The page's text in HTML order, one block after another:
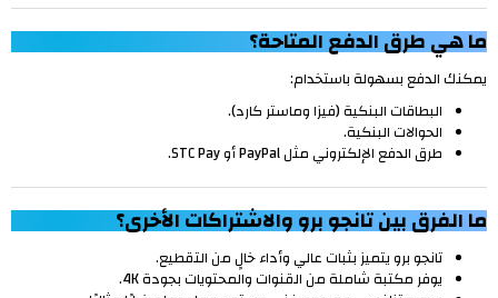
ما هي طرق الدفع المتاحة؟
يمكنك الدفع بسهولة باستخدام:
البطاقات البنكية (فيزا وماستر كارد).
الحوالات البنكية.
طرق الدفع الإلكتروني مثل PayPal أو STC Pay.
ما الفرق بين تانجو برو والاشتراكات الأخرى؟
تانجو برو يتميز بثبات عالي وأداء خالٍ من التقطيع.
يوفر مكتبة شاملة من القنوات والمحتويات بجودة 4K.